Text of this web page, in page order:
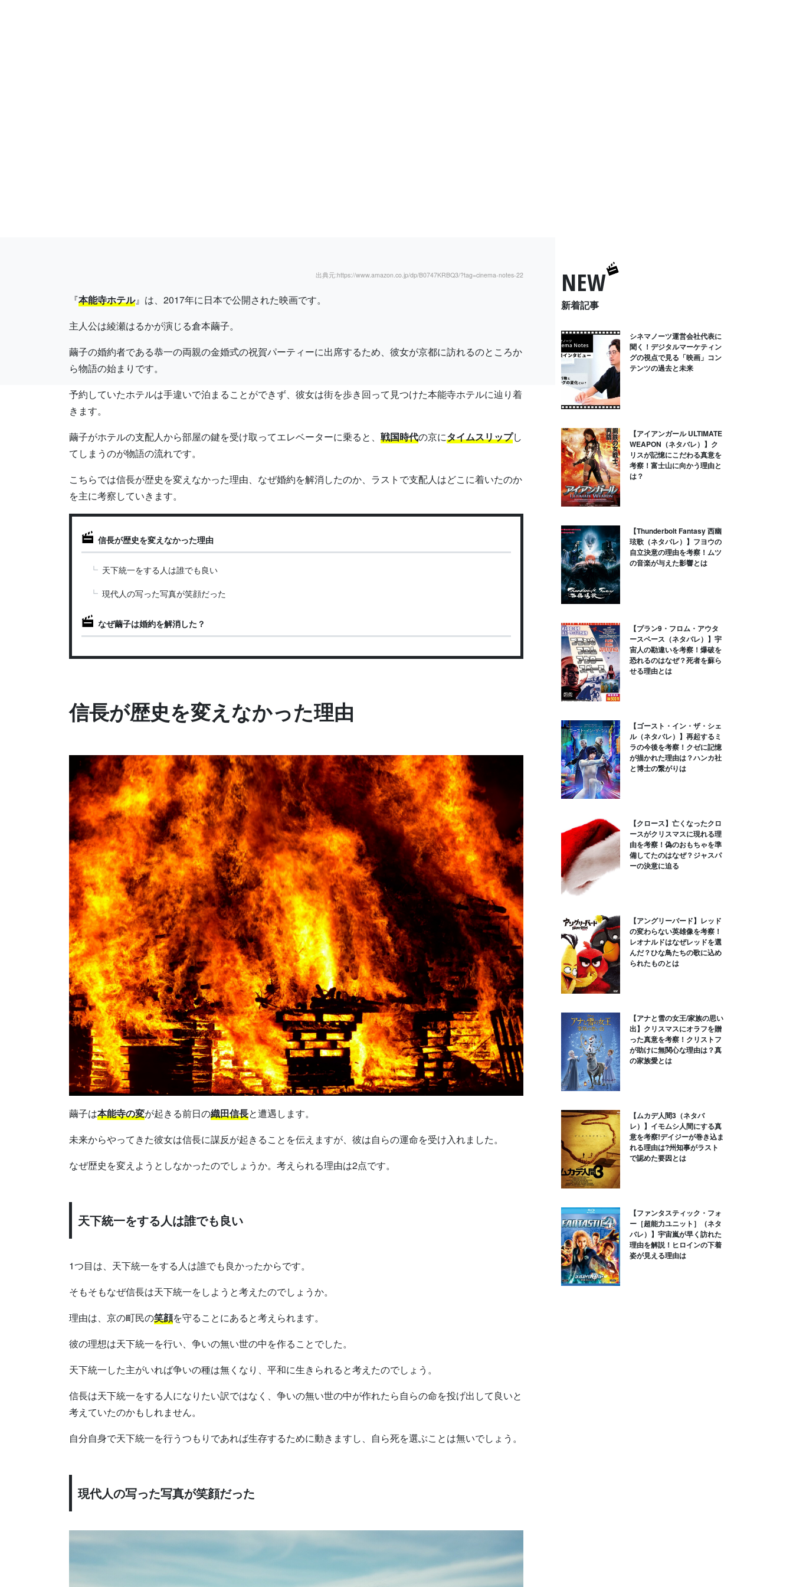
出典元:https://www.amazon.co.jp/dp/B0747KRBQ3/?tag=cinema-notes-22
『本能寺ホテル』は、2017年に日本で公開された映画です。
主人公は綾瀬はるかが演じる倉本繭子。
繭子の婚約者である恭一の両親の金婚式の祝賀パーティーに出席するため、彼女が京都に訪れるのところか
ら物語の始まりです。
予約していたホテルは手違いで泊まることができず、彼女は街を歩き回って見つけた本能寺ホテルに辿り着
きます。
繭子がホテルの支配人から部屋の鍵を受け取ってエレベーターに乗ると、 戦国時代の京にタイムスリップし
てしまうのが物語の流れです。
こちらでは信長が歴史を変えなかった理由、なぜ婚約を解消したのか、ラストで支配人はどこに着いたのか
を主に考察していきます。
信長が歴史を変えなかった理由
天下統一をする人は誰でも良い
現代人の写った写真が笑顔だった
なぜ繭子は婚約を解消した？
信長が歴史を変えなかった理由
繭子は本能寺の変が起きる前日の織田信長と遭遇します。
未来からやってきた彼女は信長に謀反が起きることを伝えますが、彼は自らの運命を受け入れました。
なぜ歴史を変えようとしなかったのでしょうか。考えられる理由は2点です。
天下統一をする人は誰でも良い
1つ目は、天下統一をする人は誰でも良かったからです。
そもそもなぜ信長は天下統一をしようと考えたのでしょうか。
理由は、京の町民の笑顔を守ることにあると考えられます。
彼の理想は天下統一を行い、争いの無い世の中を作ることでした。
天下統一した主がいれば争いの種は無くなり、平和に生きられると考えたのでしょう。
信長は天下統一をする人になりたい訳ではなく、争いの無い世の中が作れたら自らの命を投げ出して良いと
考えていたのかもしれません。
自分自身で天下統一を行うつもりであれば生存するために動きますし、自ら死を選ぶことは無いでしょう。
現代人の写った写真が笑顔だった
NEW
新着記事
シネマノーツ運営会社代表に
聞く！デジタルマーケティン
グの視点で見る「映画」コン
テンツの過去と未来
【アイアンガール ULTIMATE
WEAPON（ネタバレ）】ク
リスが記憶にこだわる真意を
考察！富士山に向かう理由と
は？
【Thunderbolt Fantasy 西幽
玹歌（ネタバレ）】フヨウの
自立決意の理由を考察！ムツ
の音楽が与えた影響とは
【プラン9・フロム・アウタ
ースペース（ネタバレ）】宇
宙人の勘違いを考察！爆破を
恐れるのはなぜ？死者を蘇ら
せる理由とは
【ゴースト・イン・ザ・シェ
ル（ネタバレ）】再起するミ
ラの今後を考察！クゼに記憶
が描かれた理由は？ハンカ社
と博士の繋がりは
【クロース】亡くなったクロ
ースがクリスマスに現れる理
由を考察！偽のおもちゃを準
備してたのはなぜ？ジャスパ
ーの決意に迫る
【アングリーバード】レッド
の変わらない英雄像を考察！
レオナルドはなぜレッドを選
んだ？ひな鳥たちの歌に込め
られたものとは
【アナと雪の女王/家族の思い
出】クリスマスにオラフを贈
った真意を考察！クリストフ
が助けに無関心な理由は？真
の家族愛とは
【ムカデ人間3（ネタバ
レ）】イモムシ人間にする真
意を考察!デイジーが巻き込ま
れる理由は?州知事がラスト
で認めた要因とは
【ファンタスティック・フォ
ー［超能力ユニット］（ネタ
バレ）】宇宙嵐が早く訪れた
理由を解説！ヒロインの下着
姿が見える理由は